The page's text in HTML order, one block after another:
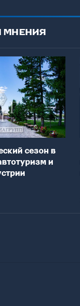
МНЕНИЯ
сезон в
и